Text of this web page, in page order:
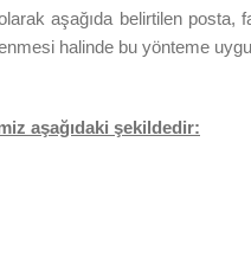
aşağıda belirtilen
halinde bu yönteme
aşağıdaki şekildedir: